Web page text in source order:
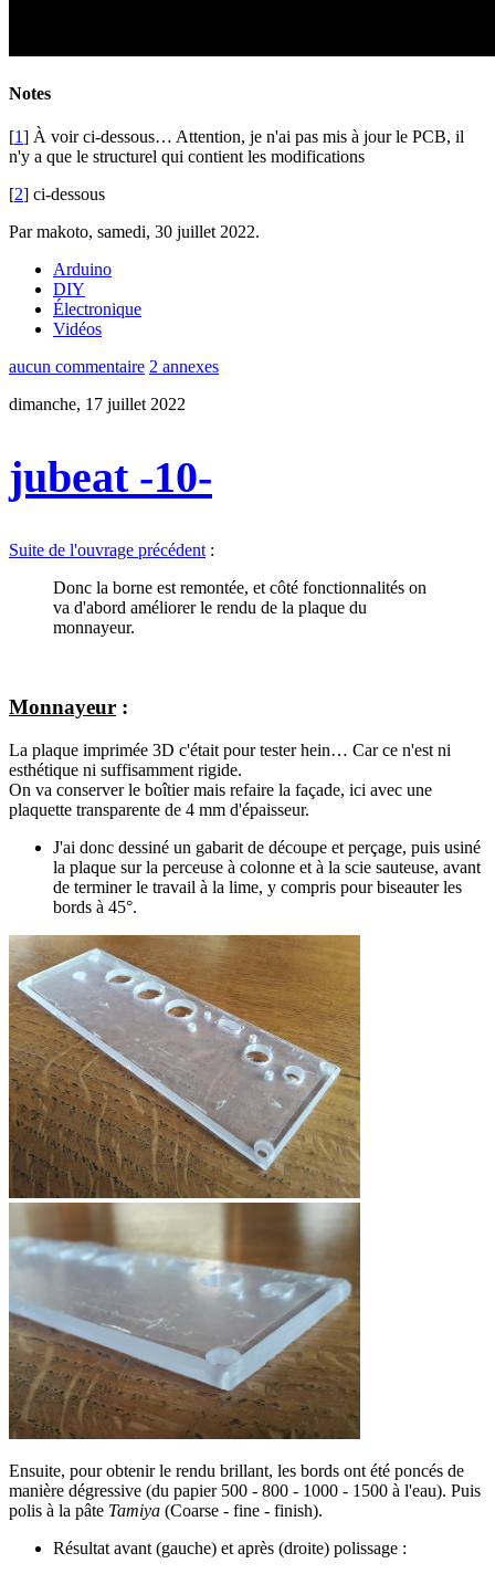
Notes
[1] À voir ci-dessous… Attention, je n'ai pas mis à jour le PCB, il
n'y a que le structurel qui contient les modifications
[2] ci-dessous
Par makoto, samedi, 30 juillet 2022.
Arduino
DIY
Électronique
Vidéos
aucun commentaire 2 annexes
dimanche, 17 juillet 2022
jubeat -10-
Suite de l'ouvrage précédent :
Donc la borne est remontée, et côté fonctionnalités on
va d'abord améliorer le rendu de la plaque du
monnayeur.
Monnayeur :
La plaque imprimée 3D c'était pour tester hein… Car ce n'est ni
esthétique ni suffisamment rigide.
On va conserver le boîtier mais refaire la façade, ici avec une
plaquette transparente de 4 mm d'épaisseur.
J'ai donc dessiné un gabarit de découpe et perçage, puis usiné
la plaque sur la perceuse à colonne et à la scie sauteuse, avant
de terminer le travail à la lime, y compris pour biseauter les
bords à 45°.
Ensuite, pour obtenir le rendu brillant, les bords ont été poncés de
manière dégressive (du papier 500 - 800 - 1000 - 1500 à l'eau). Puis
polis à la pâte Tamiya (Coarse - fine - finish).
Résultat avant (gauche) et après (droite) polissage :